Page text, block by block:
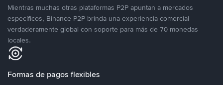
Mientras muchas otras plataformas P2P apuntan a mercados
específicos, Binance P2P brinda una experiencia comercial
verdaderamente global con soporte para más de 70 monedas
locales.
Formas de pagos flexibles